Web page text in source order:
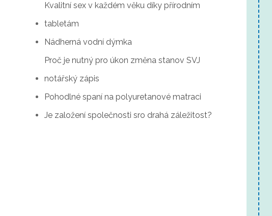
Kvalitní sex v každém věku díky přírodním
tabletám
Nádherná vodní dýmka
Proč je nutný pro úkon změna stanov SVJ
notářský zápis
Pohodlné spaní na polyuretanové matraci
Je založení společnosti sro drahá záležitost?